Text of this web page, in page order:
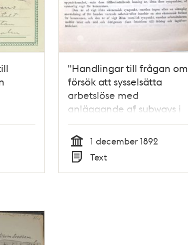
"Handlingar till frågan om
försök att sysselsätta
arbetslöse med
anläggande af subways i
stadens gator" 1892/93
Tid
1 december 1892
Typ
Text